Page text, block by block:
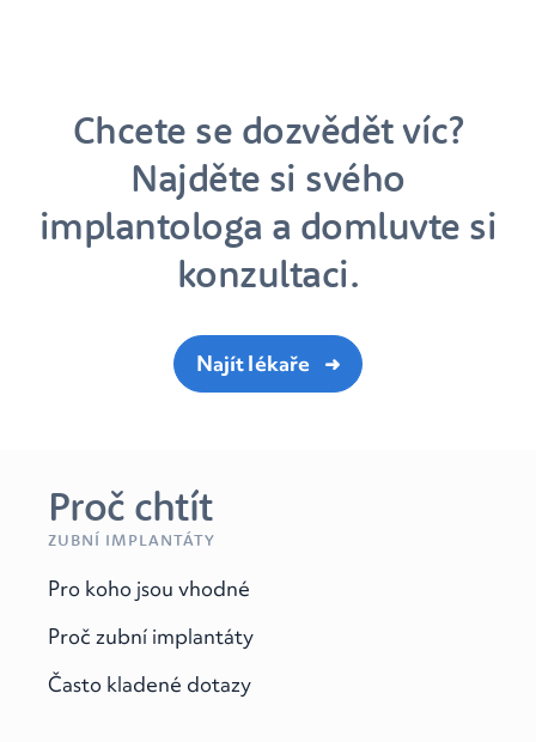
Chcete se dozvědět víc?
Najděte si svého
implantologa a domluvte si
konzultaci.
Najít lékaře
Proč chtít
ZUBNÍ IMPLANTÁTY
Pro koho jsou vhodné
Proč zubní implantáty
Často kladené dotazy